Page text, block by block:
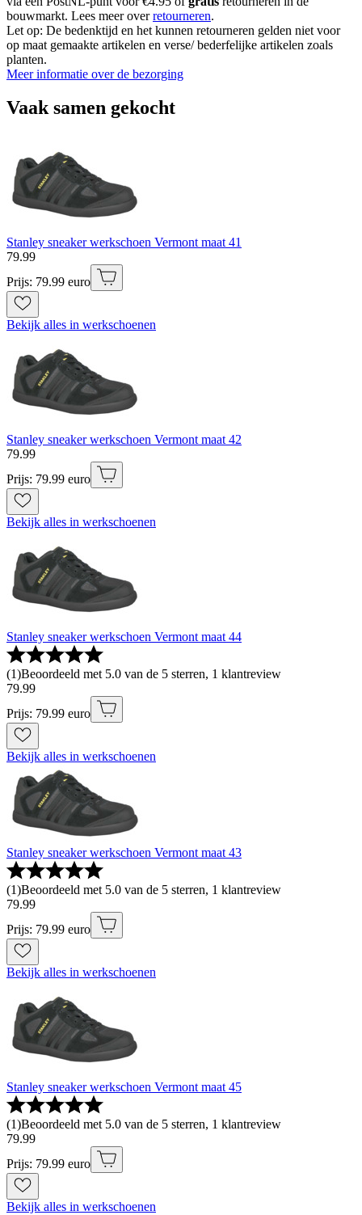
bouwmarkt. Lees meer overretourneren.
Let op: De bedenktijd en het kunnen retourneren gelden niet voor
op maat gemaakte artikelen en verse/ bederfelijke artikelen zoals
planten.
Meer informatie over de bezorging
Vaak samen gekocht
Stanley sneaker werkschoen Vermont maat 41
79.99
Prijs: 79.99 euro
Bekijk alles in werkschoenen
Stanley sneaker werkschoen Vermont maat 42
79.99
Prijs: 79.99 euro
Bekijk alles in werkschoenen
Stanley sneaker werkschoen Vermont maat 44
(1)Beoordeeld met 5.0 van de 5 sterren, 1 klantreview
79.99
Prijs: 79.99 euro
Bekijk alles in werkschoenen
Stanley sneaker werkschoen Vermont maat 43
(1)Beoordeeld met 5.0 van de 5 sterren, 1 klantreview
79.99
Prijs: 79.99 euro
Bekijk alles in werkschoenen
Stanley sneaker werkschoen Vermont maat 45
(1)Beoordeeld met 5.0 van de 5 sterren, 1 klantreview
79.99
Prijs: 79.99 euro
Bekijk alles in werkschoenen